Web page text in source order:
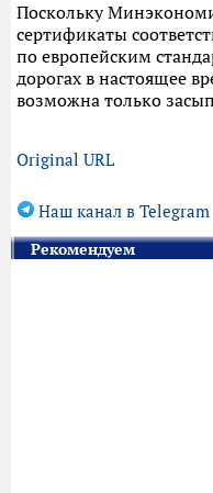
Поскольку
сертификаты
по европейским
дорогах в настоящее
возможна только
Original URL
Наш канал в Telegram
Рекомендуем